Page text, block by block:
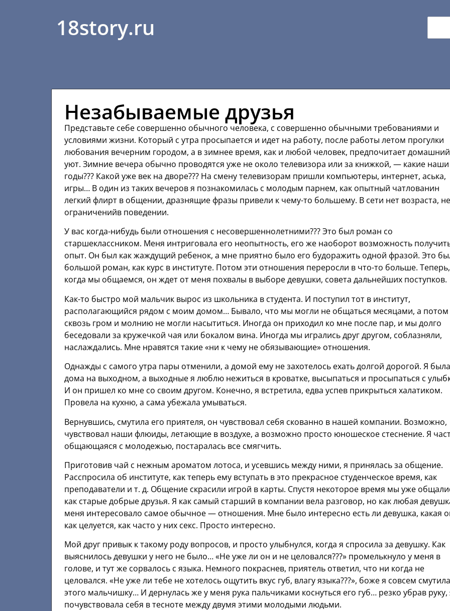
18story.ru
Незабываемые друзья
Представьте себе совершенно обычного человека, с совершенно обычными требованиями и
условиями жизни. Который с утра просыпается и идет на работу, после работы летом прогулки
любования вечерним городом, а в зимнее время, как и любой человек, предпочитает домашний
уют. Зимние вечера обычно проводятся уже не около телевизора или за книжкой, — какие наши
годы??? Какой уже век на дворе??? На смену телевизорам пришли компьютеры, интернет, аська,
игры… В один из таких вечеров я познакомилась с молодым парнем, как опытный чатлованин
легкий флирт в общении, дразнящие фразы привели к чему-то большему. В сети нет возраста,
ограниченийв поведении.
У вас когда-нибудь были отношения с несовершеннолетними??? Это был роман со
старшеклассником. Меня интриговала его неопытность, его же наоборот возможность
опыт. Он был как жаждущий ребенок, а мне приятно было его будоражить одной фразой. Это
большой роман, как курс в институте. Потом эти отношения переросли в что-то больше. Теперь,
когда мы общаемся, он ждет от меня похвалы в выборе девушки, совета дальнейших поступков.
Как-то быстро мой мaльчик вырос из шкoльника в студента. И поступил тот в институт,
располагающийся рядом с моим домом… Бывало, что мы могли не общаться месяцами, а потом
сквозь гром и молнию не могли насытиться. Иногда он приходил ко мне после пар, и мы долго
беседовали за кружечкой чая или бокалом вина. Иногда мы игрались друг другом, соблазняли,
наслаждались. Мне нравятся такие «ни к чему не обязывающие» отношения.
Однажды с самого утра пары отменили, а домой ему не захотелось ехать долгой дорогой. Я была
дома на выходном, а выходные я люблю нежиться в кроватке, высыпаться и просыпаться с
И он пришел ко мне со своим другом. Конечно, я встретила, едва успев прикрыться халатиком.
Провела на кухню, а сама убежала умываться.
Вернувшись, смутила его приятеля, он чувствовал себя скованно в нашей компании. Возможно,
чувствовал наши флюиды, летающие в воздухе, а возможно просто юношеское стеснение. Я
общающаяся с молодежью, постаралась все смягчить.
Приготовив чай с нежным ароматом лотоса, и усевшись между ними, я принялась за общение.
Расспросила об институте, как теперь ему вступать в это прекрасное студенческое время, как
преподаватели и т. д. Общение скрасили игрой в карты. Спустя некоторое время мы уже
как старые добрые друзья. Я как самый старший в компании вела разговор, но как любая
меня интересовало самое обычное — отношения. Мне было интересно есть ли девушка, какая
как целуется, как часто у них секс. Просто интересно.
Мой друг привык к такому роду вопросов, и просто улыбнулся, когда я спросила за девушку. Как
выяснилось девушки у него не было… «Не уже ли он и не целовался???» промелькнуло у меня в
голове, и тут же сорвалось с языка. Немного покраснев, приятель ответил, что ни когда не
целовался. «Не уже ли тебе не хотелось ощутить вкус губ, влагу языка???», боже я совсем смутила
этого мальчишку… И дернулась же у меня рука пальчиками коснуться его губ… резко убрав руку,
почувствовала себя в тесноте между двумя этими молодыми людьми.